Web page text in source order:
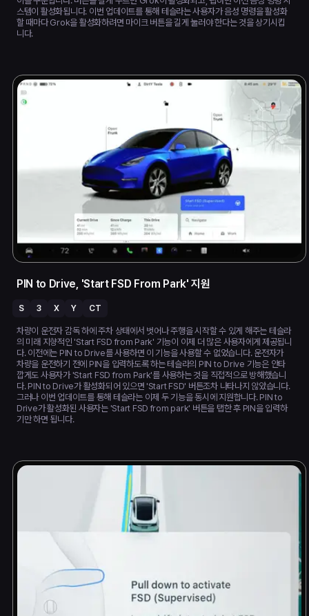
스템이 활성화됩니다. 이번 업데이트를 통해 테슬라는 사용자가 음성 명령을 활성화
할 때마다 Grok을 활성화하려면 마이크 버튼을 길게 눌러야 한다는 것을 상기시킵
니다.
PIN to Drive, 'Start FSD From Park' 지원
S 3 X Y CT
차량이 운전자 감독 하에 주차 상태에서 벗어나 주행을 시작할 수 있게 해주는 테슬라
의 미래 지향적인 'Start FSD from Park' 기능이 이제 더 많은 사용자에게 제공됩니
다. 이전에는 PIN to Drive를 사용하면 이 기능을 사용할 수 없었습니다. 운전자가
차량을 운전하기 전에 PIN을 입력하도록 하는 테슬라의 PIN to Drive 기능은 안타
깝게도 사용자가 'Start FSD from Park'를 사용하는 것을 직접적으로 방해했습니
다. PIN to Drive가 활성화되어 있으면 'Start FSD' 버튼조차 나타나지 않았습니다.
그러나 이번 업데이트를 통해 테슬라는 이제 두 기능을 동시에 지원합니다. PIN to
Drive가 활성화된 사용자는 'Start FSD from park' 버튼을 탭한 후 PIN을 입력하
기만 하면 됩니다.